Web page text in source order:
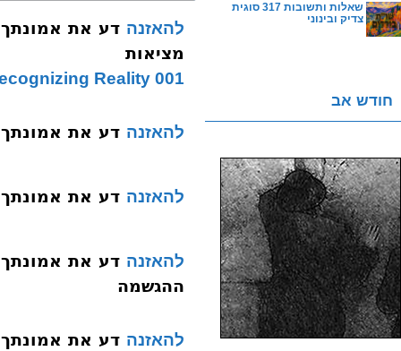
להאזנה
מציאות
001 Emunah Is Recognizing Reality
להאזנה דע את אמונתך 002 היסוד הראשון
להאזנה דע את אמונתך 003 היסוד השני אחדות השם
להאזנה
ההגשמה
להאזנה דע את אמונתך 005 היסוד הרביעי הקדמות
שאלות ותשובות 317 סוגית
צדיק ובינוני
חודש אב